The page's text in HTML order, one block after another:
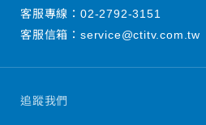
追蹤我們
客服專線： 02-2792-3151
客服信箱： service@ctitv.com.tw